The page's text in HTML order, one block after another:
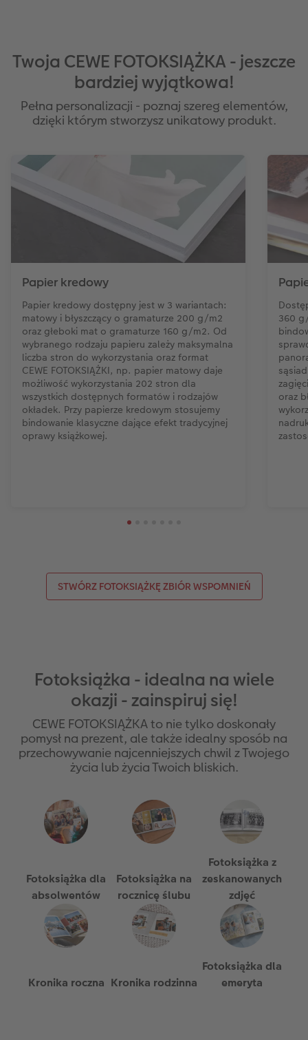
Twoja CEWE FOTOKSIĄŻKA - jeszcze
bardziej wyjątkowa!
Pełna personalizacji - poznaj szereg elementów,
dzięki którym stworzysz unikatowy produkt.
Papier kredowy
Papier kredowy dostępny jest w 3 wariantach:
matowy i błyszczący o gramaturze 200 g/m2
oraz głeboki mat o gramaturze 160 g/m2. Od
wybranego rodzaju papieru zależy maksymalna
liczba stron do wykorzystania oraz format
CEWE FOTOKSIĄŻKI, np. papier matowy daje
możliwość wykorzystania 202 stron dla
wszystkich dostępnych formatów i rodzajów
okładek. Przy papierze kredowym stosujemy
bindowanie klasyczne dające efekt tradycyjnej
oprawy książkowej.
360
oraz
STWÓRZ FOTOKSIĄŻKĘ ZBIÓR WSPOMNIEŃ
Fotoksiążka - idealna na wiele
okazji - zainspiruj się!
CEWE FOTOKSIĄŻKA to nie tylko doskonały
pomysł na prezent, ale także idealny sposób na
przechowywanie najcenniejszych chwil z Twojego
życia lub życia Twoich bliskich.
Fotoksiążka dla
absolwentów
Fotoksiążka na
rocznicę ślubu
Fotoksiążka z
zeskanowanych
zdjęć
Kronika roczna Kronika rodzinna
Fotoksiążka dla
emeryta